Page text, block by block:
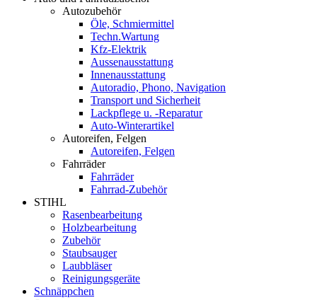
Autozubehör
Öle, Schmiermittel
Techn.Wartung
Kfz-Elektrik
Aussenausstattung
Innenausstattung
Autoradio, Phono, Navigation
Transport und Sicherheit
Lackpflege u. -Reparatur
Auto-Winterartikel
Autoreifen, Felgen
Autoreifen, Felgen
Fahrräder
Fahrräder
Fahrrad-Zubehör
STIHL
Rasenbearbeitung
Holzbearbeitung
Zubehör
Staubsauger
Laubbläser
Reinigungsgeräte
Schnäppchen